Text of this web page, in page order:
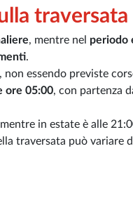
traversata
, mentre nel periodo
.
essendo previste
ore 05:00, con partenza
in estate è alle
traversata può variare